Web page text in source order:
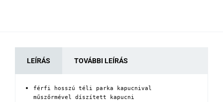
LEÍRÁS TOVÁBBI LEÍRÁS
férfi hosszú téli parka kapucnival
műszőrmével díszített kapucni